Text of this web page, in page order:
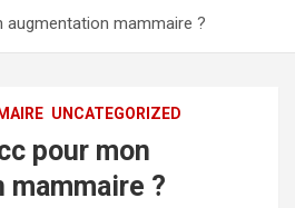
mammaire ?
UNCATEGORIZED
pour mon
?